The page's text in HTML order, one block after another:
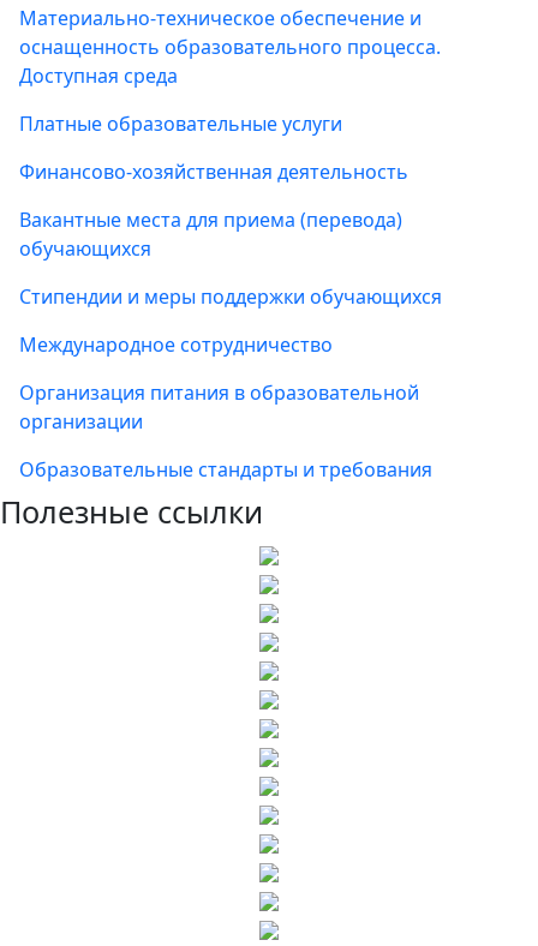
Материально-техническое обеспечение и
оснащенность образовательного процесса.
Доступная среда
Платные образовательные услуги
Финансово-хозяйственная деятельность
Вакантные места для приема (перевода)
обучающихся
Стипендии и меры поддержки обучающихся
Международное сотрудничество
Организация питания в образовательной
организации
Образовательные стандарты и требования
Полезные ссылки